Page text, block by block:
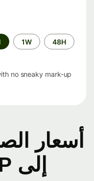
الفترة
الزمنية
48H
1W
no sneaky mark-up
إلى SHP اليوم